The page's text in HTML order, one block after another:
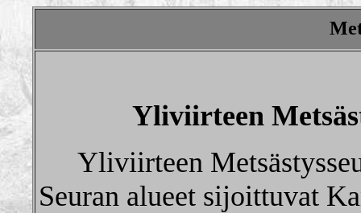
Yliviirteen
Yliviirteen
Seuran alueet sijoittuvat